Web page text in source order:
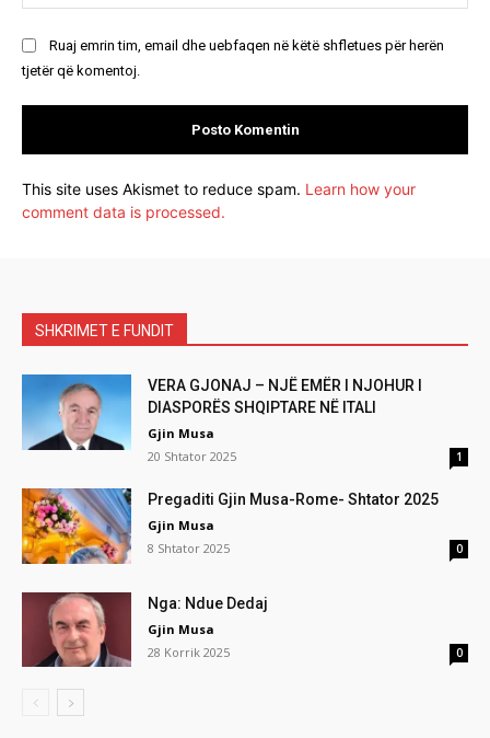
Ruaj emrin tim, email dhe uebfaqen në këtë shfletues për herën
tjetër që komentoj.
This site uses Akismet to reduce spam. Learn how your
comment data is processed.
SHKRIMET E FUNDIT
VERA GJONAJ – NJË EMËR I NJOHUR I
DIASPORËS SHQIPTARE NË ITALI
Gjin Musa
20 Shtator 2025
1
Pregaditi Gjin Musa-Rome- Shtator 2025
Gjin Musa
8 Shtator 2025
0
Nga: Ndue Dedaj
Gjin Musa
28 Korrik 2025
0